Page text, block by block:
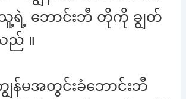
ရဲ့ ဘောင်းဘီ တိုကို ချွတ်
ည် ။
န်မအတွင်းခံဘောင်းဘီ